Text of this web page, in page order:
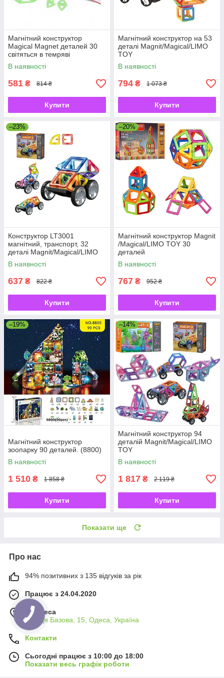
Магнітний конструктор
Magical Magnet деталей 30
світяться в темряві
В наявності
581 ₴ 814 ₴
Купити
Магнітний конструктор на 53
деталі Magnit/Magical/LIMO
TOY
В наявності
794 ₴ 1 073 ₴
Купити
–23%
Конструктор LT3001
магнітний, транспорт, 32
деталі Magnit/Magical/LIMO
TOY
В наявності
637 ₴ 822 ₴
Купити
–20%
Магнітний конструктор Magnit
/Magical/LIMO TOY 30
деталей
В наявності
767 ₴ 952 ₴
Купити
–19%
Магнітний конструктор
зоопарку 90 деталей. (8800)
В наявності
1 510 ₴ 1 858 ₴
Купити
–14%
Магнітний конструктор 94
деталій Magnit/Magical/LIMO
TOY
В наявності
1 817 ₴ 2 119 ₴
Купити
Показати ще
Про нас
94% позитивних з 135 відгуків за рік
Працює з 24.04.2020
м. Одеса
вулиця Базова, 15, Одеса, Україна
Контакти
Сьогодні працює з 10:00 до 18:00
Показати весь графік роботи